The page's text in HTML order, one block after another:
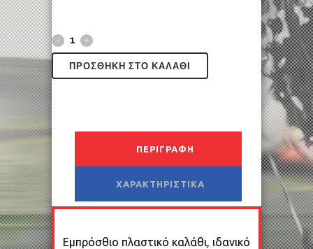
ΠΡΟΣΘΉΚΗ ΣΤΟ ΚΑΛΆΘΙ
ΠΕΡΙΓΡΑΦΉ
ΧΑΡΑΚΤΗΡΙΣΤΙΚΆ
Εμπρόσθιο πλαστικό καλάθι, ιδανικό